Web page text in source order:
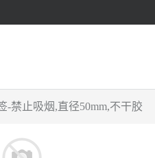
-禁止吸烟,直径50mm,不干胶